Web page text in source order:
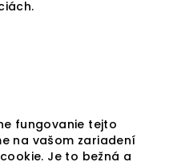
fungovanie tejto
na vašom zariadení
Je to bežná a